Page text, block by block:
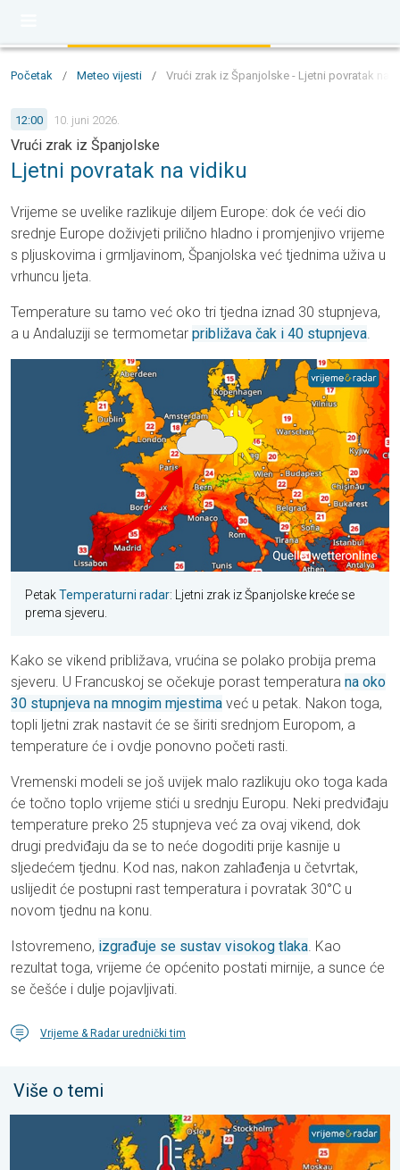
Početak / Meteo vijesti / Vrući zrak iz Španjolske - Ljetni povratak na
12:00 10. juni 2026.
Vrući zrak iz Španjolske
Ljetni povratak na vidiku
Vrijeme se uvelike razlikuje diljem Europe: dok će veći dio
srednje Europe doživjeti prilično hladno i promjenjivo vrijeme
s pljuskovima i grmljavinom, Španjolska već tjednima uživa u
vrhuncu ljeta.
Temperature su tamo već oko tri tjedna iznad 30 stupnjeva,
a u Andaluziji se termometar približava čak i 40 stupnjeva.
PetakTemperaturni radar: Ljetni zrak iz Španjolske kreće se
prema sjeveru.
Kako se vikend približava, vrućina se polako probija prema
sjeveru. U Francuskoj se očekuje porast temperatura na oko
30 stupnjeva na mnogim mjestima već u petak. Nakon toga,
topli ljetni zrak nastavit će se širiti srednjom Europom, a
temperature će i ovdje ponovno početi rasti.
Vremenski modeli se još uvijek malo razlikuju oko toga kada
će točno toplo vrijeme stići u srednju Europu. Neki predviđaju
temperature preko 25 stupnjeva već za ovaj vikend, dok
drugi predviđaju da se to neće dogoditi prije kasnije u
sljedećem tjednu. Kod nas, nakon zahlađenja u četvrtak,
uslijedit će postupni rast temperatura i povratak 30°C u
novom tjednu na konu.
Istovremeno, izgrađuje se sustav visokog tlaka. Kao
rezultat toga, vrijeme će općenito postati mirnije, a sunce će
se češće i dulje pojavljivati.
Vrijeme & Radar urednički tim
Više o temi
Europska mora neobično topla. Do 30 stupnjeva. . . subota,